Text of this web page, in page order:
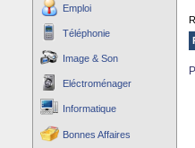
Emploi
Téléphonie
Image & Son
Eléctroménager
Informatique
Bonnes Affaires